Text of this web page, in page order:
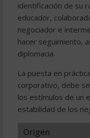
identificación de su
educador,
negociador e
hacer seguimiento,
diplomacia.
La puesta en
corporativo, debe
los estímulos de un
estabilidad de los
Origen